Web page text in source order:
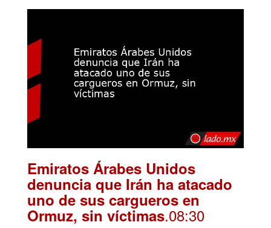
Emiratos Árabes Unidos
denuncia que Irán ha atacado
uno de sus cargueros en
Ormuz, sin víctimas.08:30